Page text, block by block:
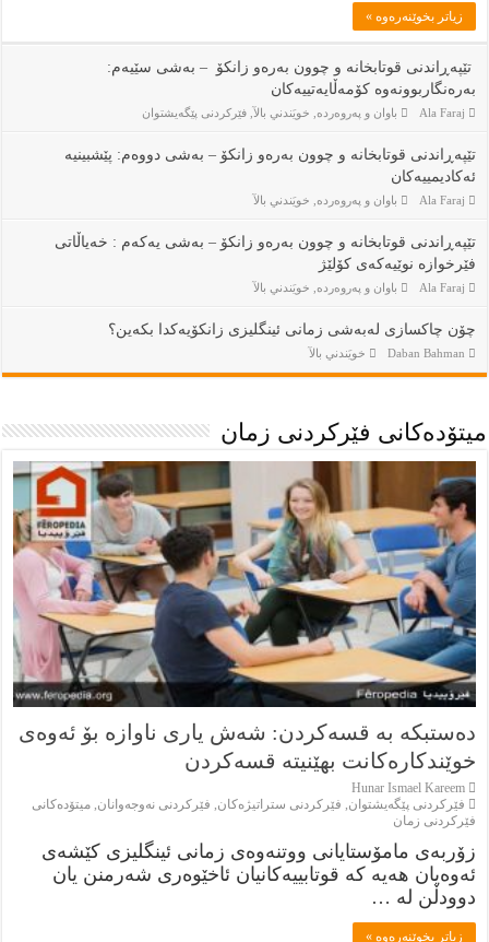
زياتر بخوێنەرەوە »
تێپەڕاندنی قوتابخانە و چوون بەرەو زانکۆ – بەشی سێیەم:
بەرەنگاربوونەوە کۆمەڵایەتییەکان
Ala Faraj باوان و پەروەردە خويَندني بالآ ,فێركردنى پێگەيشتوان
تێپەڕاندنی قوتابخانە و چوون بەرەو زانکۆ – بەشی دووەم: پێشبینیە
ئەکادیمییەکان
Ala Faraj باوان و پەروەردە خويَندني بالآ
تێپەڕاندنی قوتابخانە و چوون بەرەو زانکۆ – بەشی یەکەم : خەیاڵاتی
فێرخوازە نوێیەکەی کۆلێژ
Ala Faraj باوان و پەروەردە خويَندني بالآ
چۆن چاكسازى لەبەشى زمانى ئينگليزى زانكۆيەكدا بكەين؟
Daban Bahman خويَندني بالآ
ميتۆدەكانى فێركردنى زمان
دەستبکە بە قسەکردن: شەش یارى ناوازە بۆ ئەوەی
خوێندکارەکانت بهێنیتە قسەکردن
Hunar Ismael Kareem
فێركردنى پێگەيشتوان, فێركردنى ستراتيژەكان, فێركردنى نەوجەوانان,ميتۆدەكانى
فێركردنى زمان
زۆربەى مامۆستایانى ووتنەوەی زمانى ئینگلیزى کێشەى
ئەوەیان هەیە کە قوتابییەکانیان ئاخێوەرى شەرمنن یان
دوودڵن لە …
زياتر بخوێنەرەوە »